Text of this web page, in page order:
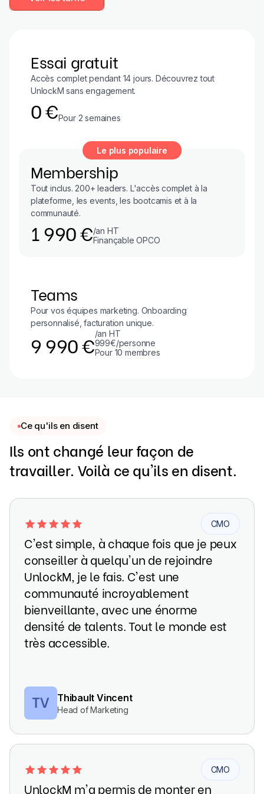
Essai gratuit
Accès complet pendant 14 jours. Découvrez tout
UnlockM sans engagement.
0 €Pour 2 semaines
Le plus populaire
Membership
Tout inclus. 200+ leaders. L'accès complet à la
plateforme, les events, les bootcamis et à la
communauté.
1 990 €/an HT
Finançable OPCO
Teams
Pour vos équipes marketing. Onboarding
personnalisé, facturation unique.
9 990 €/an HT
999€/personne
Pour 10 membres
Ce qu'ils en disent
Ils ont changé leur façon de
travailler. Voilà ce qu'ils en disent.
CMO
C'est simple, à chaque fois que je peux
conseiller à quelqu'un de rejoindre
UnlockM, je le fais. C'est une
communauté incroyablement
bienveillante, avec une énorme
densité de talents. Tout le monde est
très accessible.
TV Thibault Vincent
Head of Marketing
CMO
UnlockM m'a permis de monter en